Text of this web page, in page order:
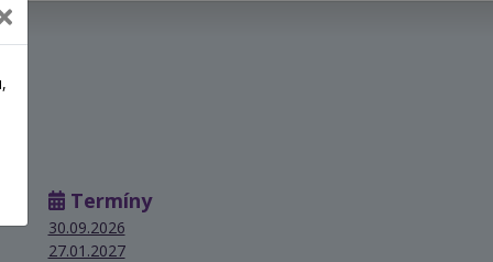
Termíny
30.09.2026
27.01.2027